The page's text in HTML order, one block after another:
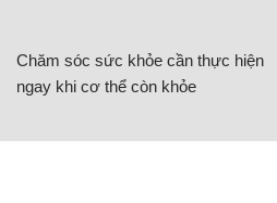
Chăm sóc sức khỏe cần thực hiện
ngay khi cơ thể còn khỏe